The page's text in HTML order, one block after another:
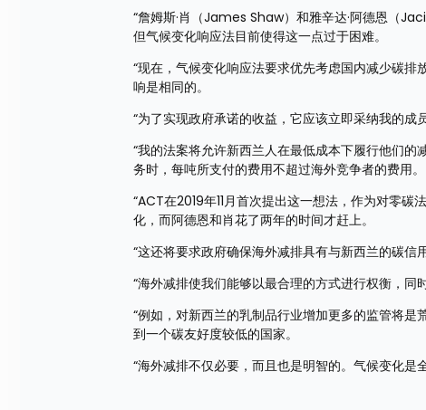
“詹姆斯·肖（James Shaw）和雅辛达·阿德恩（
但气候变化响应法目前使得这一点过于困难。
“现在，气候变化响应法要求优先考虑国内减少碳
响是相同的。
“为了实现政府承诺的收益，它应该立即采纳我的
“我的法案将允许新西兰人在最低成本下履行他们
务时，每吨所支付的费用不超过海外竞争者的费用。
“ACT在2019年11月首次提出这一想法，作为对零
化，而阿德恩和肖花了两年的时间才赶上。
“这还将要求政府确保海外减排具有与新西兰的碳信
“海外减排使我们能够以最合理的方式进行权衡，同
“例如，对新西兰的乳制品行业增加更多的监管将
到一个碳友好度较低的国家。
“海外减排不仅必要，而且也是明智的。气候变化